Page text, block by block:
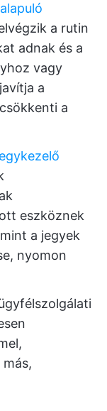
a rutin
adnak és a
vagy
a
a
eszköznek
a jegyek
nyomon